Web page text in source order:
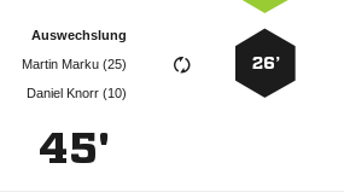
26’
Auswechslung
  
  
45'